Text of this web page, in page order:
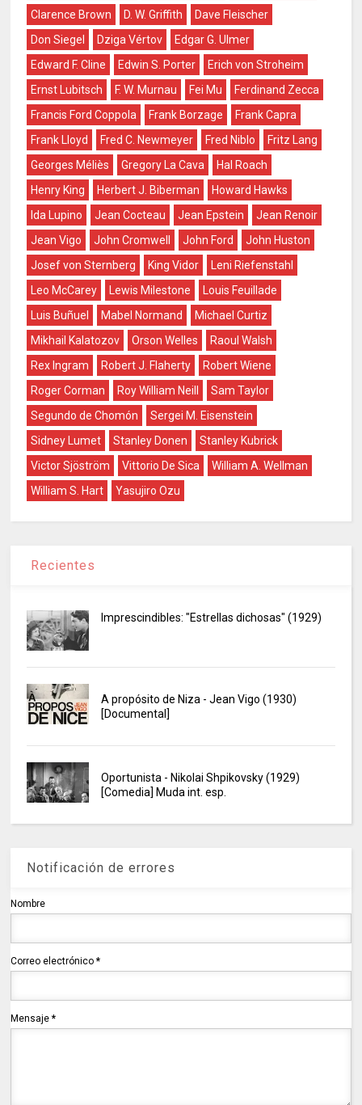
Clarence Brown
D. W. Griffith
Dave Fleischer
Don Siegel
Dziga Vértov
Edgar G. Ulmer
Edward F. Cline
Edwin S. Porter
Erich von Stroheim
Ernst Lubitsch
F. W. Murnau Fei Mu
Ferdinand Zecca
Francis Ford Coppola
Frank Borzage
Frank Capra
Frank Lloyd
Fred C. Newmeyer Fred Niblo
Fritz Lang
Georges Méliès
Gregory La Cava
Hal Roach
Henry King
Herbert J. Biberman
Howard Hawks
Ida Lupino
Jean Cocteau Jean Epstein
Jean Renoir
Jean Vigo
John Cromwell John Ford
John Huston
Josef von Sternberg
King Vidor
Leni Riefenstahl
Leo McCarey
Lewis Milestone
Louis Feuillade
Luis Buñuel
Mabel Normand
Michael Curtiz
Mikhail Kalatozov
Orson Welles
Raoul Walsh
Rex Ingram
Robert J. Flaherty
Robert Wiene
Roger Corman
Roy William Neill
Sam Taylor
Segundo de Chomón
Sergei M. Eisenstein
Sidney Lumet
Stanley Donen
Stanley Kubrick
Victor Sjöström
Vittorio De Sica
William A. Wellman
William S. Hart
Yasujiro Ozu
Recientes
Imprescindibles: "Estrellas dichosas" (1929)
A propósito de Niza - Jean Vigo (1930)
[Documental]
Oportunista - Nikolai Shpikovsky (1929)
[Comedia] Muda int. esp.
Notificación de errores
Nombre
Correo electrónico*
Mensaje*